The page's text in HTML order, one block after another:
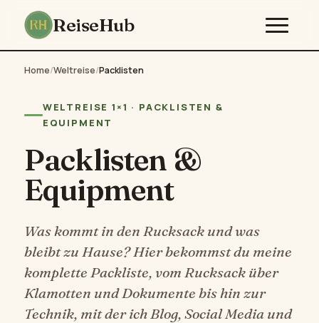
ReiseHub
Home/Weltreise/Packlisten
WELTREISE 1×1 · PACKLISTEN &
EQUIPMENT
Packlisten &
Equipment
Was kommt in den Rucksack und was
bleibt zu Hause? Hier bekommst du meine
komplette Packliste, vom Rucksack über
Klamotten und Dokumente bis hin zur
Technik, mit der ich Blog, Social Media und